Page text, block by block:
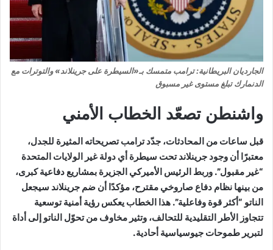
الجارديان البريطانية: ترامب متمسك بـ«السيطرة على جرينلاند» والتوترات مع
الدنمارك تبلغ مستوى غير مسبوق
واشنطن تصعّد الخطاب الأمني
قبل ساعات من المحادثات، جدّد ترامب تصريحاته المثيرة للجدل،
معتبرًا أن وجود جرينلاند تحت سيطرة أي دولة غير الولايات المتحدة
“غير مقبول”. وربط الرئيس الأميركي الجزيرة بمشاريع دفاعية كبرى،
من بينها نظام دفاع صاروخي مقترح، مؤكدًا أن ضم جرينلاند سيجعل
الناتو “أكثر قوة وفاعلية”. هذا الخطاب يعكس رؤية أمنية توسعية
تتجاوز الأطر التقليدية للتحالف، وتثير مخاوف من تحوّل الناتو إلى أداة
لتبرير طموحات جيوسياسية أحادية.